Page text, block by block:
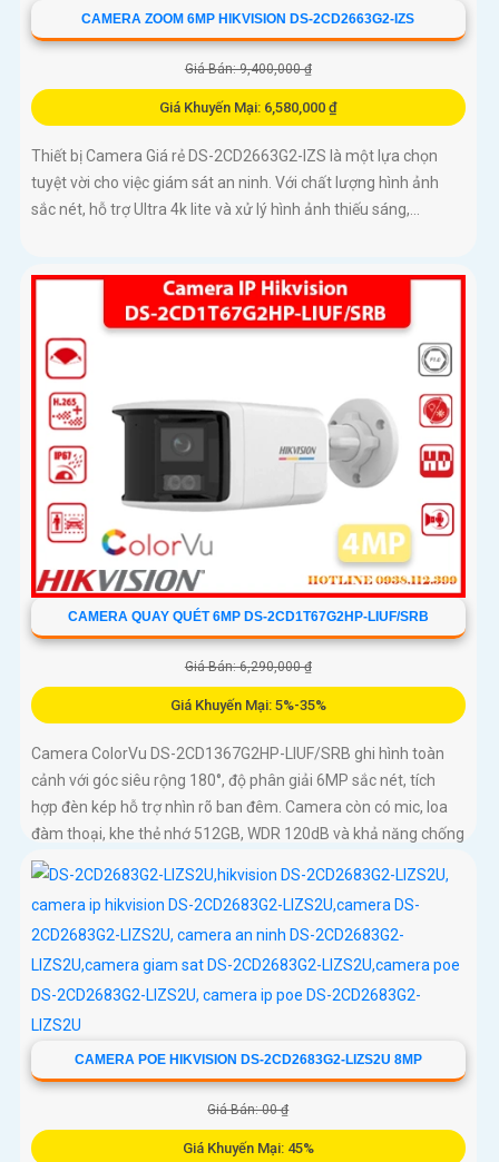
CAMERA ZOOM 6MP HIKVISION DS-2CD2663G2-IZS
Giá Bán: 9,400,000 ₫
Giá Khuyến Mại: 6,580,000 ₫
Thiết bị Camera Giá rẻ DS-2CD2663G2-IZS là một lựa chọn
tuyệt vời cho việc giám sát an ninh. Với chất lượng hình ảnh
sắc nét, hỗ trợ Ultra 4k lite và xử lý hình ảnh thiếu sáng,...
CAMERA QUAY QUÉT 6MP DS-2CD1T67G2HP-LIUF/SRB
Giá Bán: 6,290,000 ₫
Giá Khuyến Mại: 5%-35%
Camera ColorVu DS-2CD1367G2HP-LIUF/SRB ghi hình toàn
cảnh với góc siêu rộng 180°, độ phân giải 6MP sắc nét, tích
hợp đèn kép hỗ trợ nhìn rõ ban đêm. Camera còn có mic, loa
đàm thoại, khe thẻ nhớ 512GB, WDR 120dB và khả năng chống
báo động giả bằng công nghệ phân tích hình ảnh thông minh
CAMERA POE HIKVISION DS-2CD2683G2-LIZS2U 8MP
Giá Bán: 00 ₫
Giá Khuyến Mại: 45%